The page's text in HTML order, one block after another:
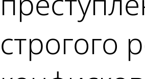
строгого